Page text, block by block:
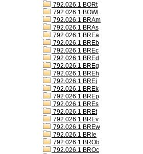
792.026.1 BORt
792.026.1 BOWl
792.026.1 BRAm
792.026.1 BRAs
792.026.1 BREa
792.026.1 BREb
792.026.1 BREc
792.026.1 BREd
792.026.1 BREg
792.026.1 BREh
792.026.1 BREj
792.026.1 BREk
792.026.1 BREp
792.026.1 BREs
792.026.1 BREt
792.026.1 BREv
792.026.1 BREw
792.026.1 BRIe
792.026.1 BROb
792.026.1 BROc